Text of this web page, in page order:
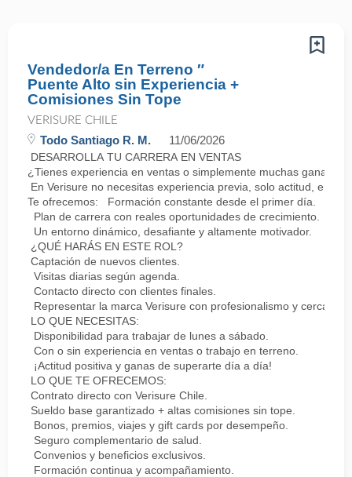
Vendedor/a En Terreno ″
Puente Alto sin Experiencia +
Comisiones Sin Tope
VERISURE CHILE
Todo Santiago R. M. 11/06/2026
DESARROLLA TU CARRERA EN VENTAS
¿Tienes experiencia en ventas o simplemente muchas ganas
En Verisure no necesitas experiencia previa, solo actitud,
Te ofrecemos: Formación constante desde el primer día.
Plan de carrera con reales oportunidades de crecimiento.
Un entorno dinámico, desafiante y altamente motivador.
¿QUÉ HARÁS EN ESTE ROL?
Captación de nuevos clientes.
Visitas diarias según agenda.
Contacto directo con clientes finales.
Representar la marca Verisure con profesionalismo y cercanía.
LO QUE NECESITAS:
Disponibilidad para trabajar de lunes a sábado.
Con o sin experiencia en ventas o trabajo en terreno.
¡Actitud positiva y ganas de superarte día a día!
LO QUE TE OFRECEMOS:
Contrato directo con Verisure Chile.
Sueldo base garantizado + altas comisiones sin tope.
Bonos, premios, viajes y gift cards por desempeño.
Seguro complementario de salud.
Convenios y beneficios exclusivos.
Formación continua y acompañamiento.